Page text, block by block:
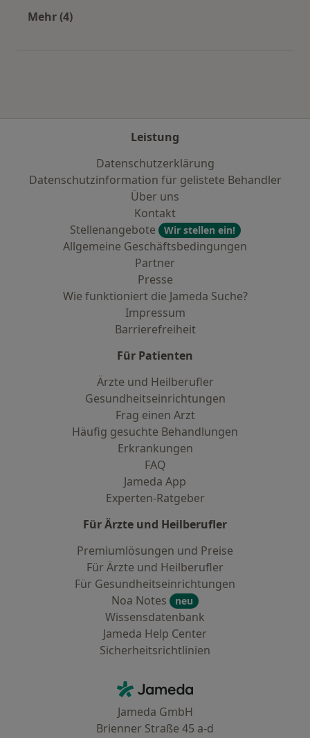
Mehr (4)
Leistung
Datenschutzerklärung
Datenschutzinformation für gelistete Behandler
Über uns
Kontakt
Stellenangebote
Wir stellen ein!
Allgemeine Geschäftsbedingungen
Partner
Presse
Wie funktioniert die Jameda Suche?
Impressum
Barrierefreiheit
Für Patienten
Ärzte und Heilberufler
Gesundheitseinrichtungen
Frag einen Arzt
Häufig gesuchte Behandlungen
Erkrankungen
FAQ
Jameda App
Experten-Ratgeber
Für Ärzte und Heilberufler
Premiumlösungen und Preise
Für Ärzte und Heilberufler
Für Gesundheitseinrichtungen
Noa Notes
neu
Wissensdatenbank
Jameda Help Center
Sicherheitsrichtlinien
Jameda - Startseite
Jameda GmbH
Brienner Straße 45 a-d